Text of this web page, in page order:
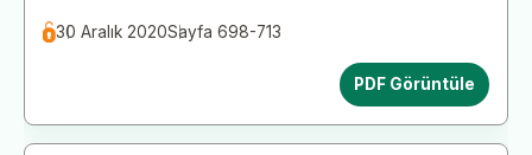
30 Aralık 2020Sayfa 698-713
PDF Görüntüle